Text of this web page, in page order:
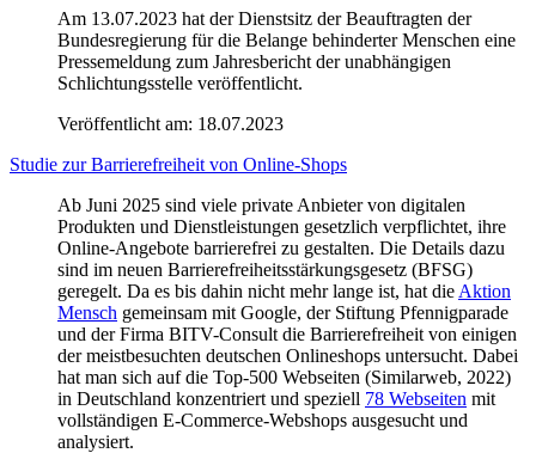
Am 13.07.2023 hat der Dienstsitz der Beauftragten der
Bundesregierung für die Belange behinderter Menschen eine
Pressemeldung zum Jahresbericht der unabhängigen
Schlichtungsstelle veröffentlicht.
Veröffentlicht am: 18.07.2023
Studie zur Barrierefreiheit von Online-Shops
Ab Juni 2025 sind viele private Anbieter von digitalen
Produkten und Dienstleistungen gesetzlich verpflichtet, ihre
Online-Angebote barrierefrei zu gestalten. Die Details dazu
sind im neuen Barrierefreiheitsstärkungsgesetz (BFSG)
geregelt. Da es bis dahin nicht mehr lange ist, hat die Aktion
Mensch gemeinsam mit Google, der Stiftung Pfennigparade
und der Firma BITV-Consult die Barrierefreiheit von einigen
der meistbesuchten deutschen Onlineshops untersucht. Dabei
hat man sich auf die Top-500 Webseiten (Similarweb, 2022)
in Deutschland konzentriert und speziell 78 Webseiten mit
vollständigen E-Commerce-Webshops ausgesucht und
analysiert.